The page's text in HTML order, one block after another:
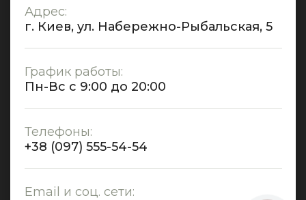
Адрес:
г. Киев, ул. Набережно-Рыбальская, 5
График работы:
Пн-Вс с 9:00 до 20:00
Телефоны:
+38 (097) 555-54-54
Email и соц. сети: